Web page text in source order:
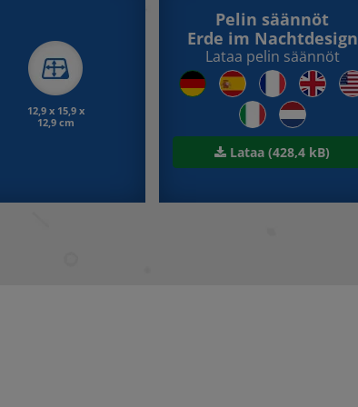
12,9 x 15,9 x
12,9 cm
Pelin säännöt
Erde im Nachtdesign
Lataa pelin säännöt
Lataa (428,4 kB)